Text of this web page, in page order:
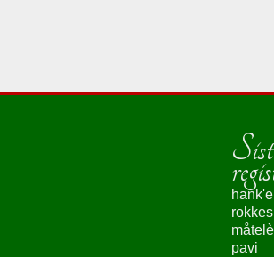
hank'e
pavi